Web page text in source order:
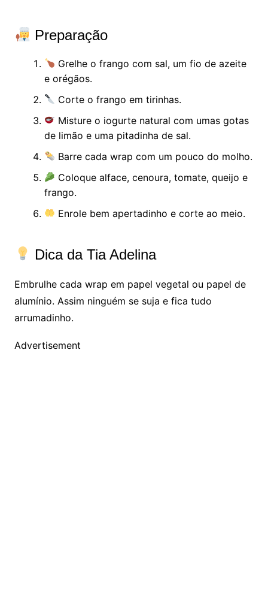
Preparação
Grelhe o frango com sal, um fio de azeite
e orégãos.
Corte o frango em tirinhas.
Misture o iogurte natural com umas gotas
de limão e uma pitadinha de sal.
Barre cada wrap com um pouco do molho.
Coloque alface, cenoura, tomate, queijo e
frango.
Enrole bem apertadinho e corte ao meio.
Dica da Tia Adelina
Embrulhe cada wrap em papel vegetal ou papel de
alumínio. Assim ninguém se suja e fica tudo
arrumadinho.
Advertisement